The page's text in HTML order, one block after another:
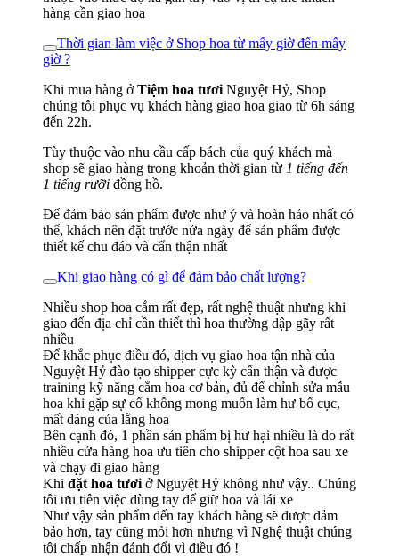
hàng cần giao hoa
Thời gian làm việc ở Shop hoa từ mấy giờ đến mấy
giờ ?
Khi mua hàng ởTiệm hoa tươi Nguyệt Hỷ, Shop
chúng tôi phục vụ khách hàng giao hoa giao từ 6h sáng
đến 22h.
Tùy thuộc vào nhu cầu cấp bách của quý khách mà
shop sẽ giao hàng trong khoản thời gian từ 1 tiếng đến
1 tiếng rưỡi đồng hồ.
Để đảm bảo sản phẩm được như ý và hoàn hảo nhất có
thể, khách nên đặt trước nửa ngày để sản phẩm được
thiết kế chu đáo và cẩn thận nhất
Khi giao hàng có gì để đảm bảo chất lượng?
Nhiều shop hoa cắm rất đẹp, rất nghệ thuật nhưng khi
giao đến địa chỉ cần thiết thì hoa thường dập gãy rất
nhiều
Để khắc phục điều đó, dịch vụ giao hoa tận nhà của
Nguyệt Hỷ đào tạo shipper cực kỳ cẩn thận và được
training kỹ năng cắm hoa cơ bản, đủ để chỉnh sửa mẫu
hoa khi gặp sự cố không mong muốn làm hư bố cục,
mất dáng của lẵng hoa
Bên cạnh đó, 1 phần sản phẩm bị hư hại nhiều là do rất
nhiều cửa hàng hoa ưu tiên cho shipper cột hoa sau xe
và chạy đi giao hàng
Khi đặt hoa tươi ở Nguyệt Hỷ không như vậy.. Chúng
tôi ưu tiên việc dùng tay để giữ hoa và lái xe
Như vậy sản phẩm đến tay khách hàng sẽ được đảm
bảo hơn, tay cũng mỏi hơn nhưng vì Nghệ thuật chúng
tôi chấp nhận đánh đổi vì điều đó !